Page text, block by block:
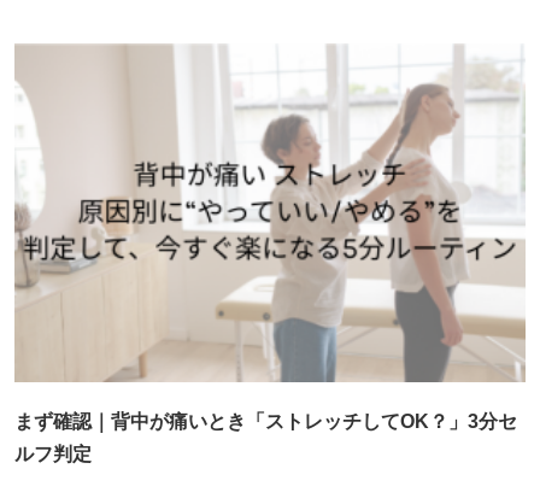
まず確認｜背中が痛いとき「ストレッチしてOK？」3分セ
ルフ判定